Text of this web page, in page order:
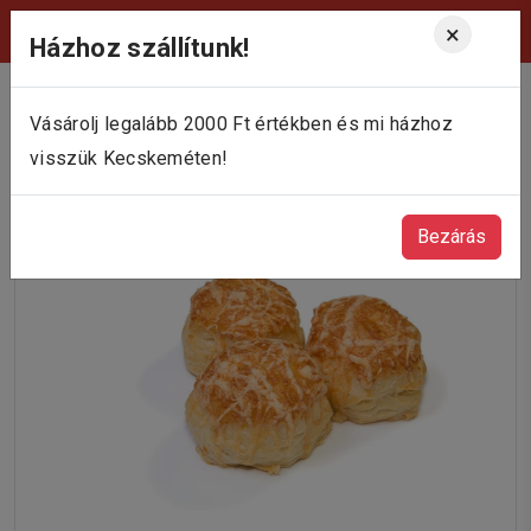
Házhoz szállítunk! ×
Vásárolj legalább 2000 Ft értékben és mi házhoz
visszük Kecskeméten!
Bezárás
Viktória Pékség Kecskemét